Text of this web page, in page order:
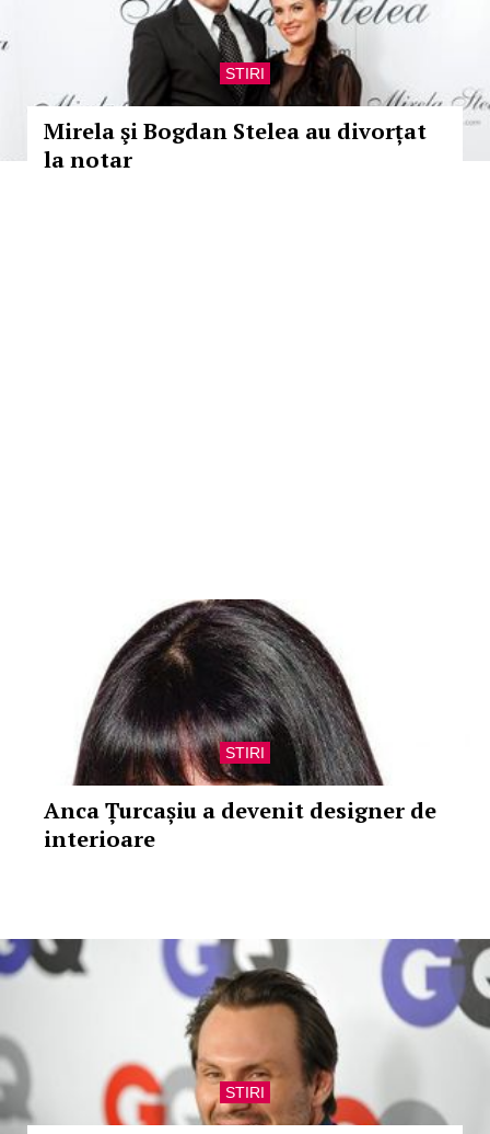
STIRI
Mirela şi Bogdan Stelea au divorțat
la notar
STIRI
Anca Țurcașiu a devenit designer de
interioare
STIRI